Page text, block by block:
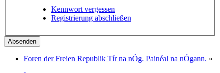
Kennwort vergessen
Registrierung abschließen
Foren der Freien Republik Tír na nÓg. Painéal na nÓgann. »